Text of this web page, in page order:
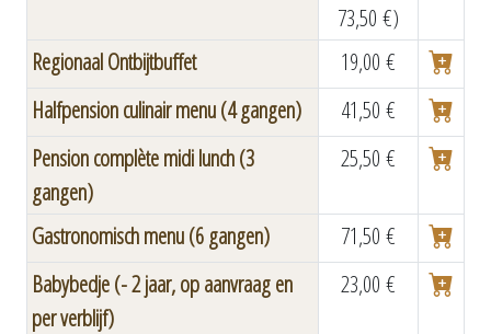
73,50 €)
Regionaal Ontbijtbuffet
19,00 €
Halfpension culinair menu (4 gangen)
41,50 €
Pension complète midi lunch (3
gangen)
25,50 €
Gastronomisch menu (6 gangen)
71,50 €
Babybedje (- 2 jaar, op aanvraag en
per verblijf)
23,00 €